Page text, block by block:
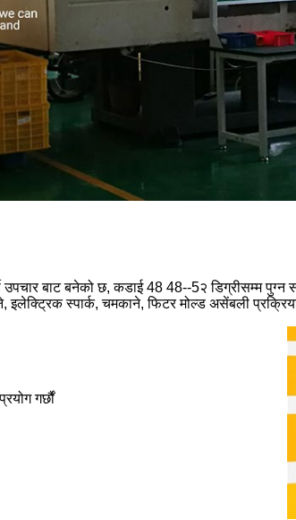
बाट बनेको छ, कडाई 48 48--5२ डिग्रीसम्म पुग्न
स्पार्क, चमकाने, फिटर मोल्ड असेंबली
गर्छौं